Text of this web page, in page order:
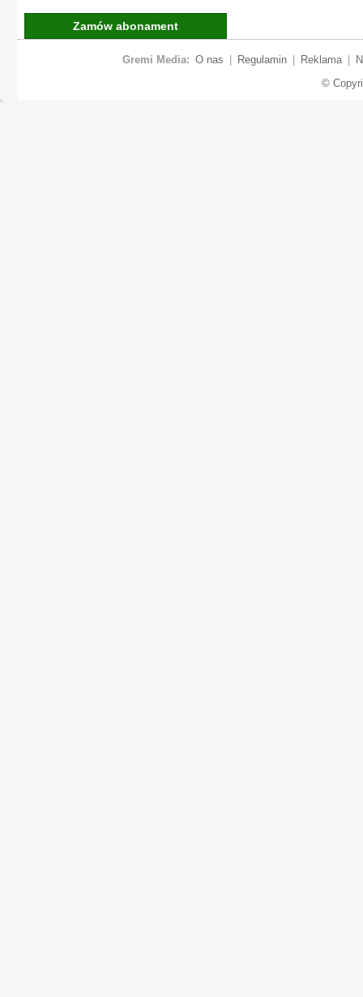
Zamów abonament
Gremi Media: O nas Regulamin Reklama
©